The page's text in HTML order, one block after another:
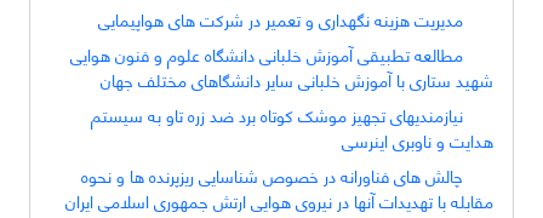
مدیریت هزینه نگهداری و تعمیر در شرکت های هواپیمایی
مطالعه تطبیقی آموزش خلبانی دانشگاه علوم و فنون هوایی
شهید ستاری با آموزش خلبانی سایر دانشگاهای مختلف جهان
نیازمندیهای تجهیز موشک کوتاه برد ضد زره تاو به سیستم
هدایت و ناوبری اینرسی
چالش های فناورانه در خصوص شناسایی ریزپرنده ها و نحوه
مقابله با تهدیدات آنها در نیروی هوایی ارتش جمهوری اسلامی ایران